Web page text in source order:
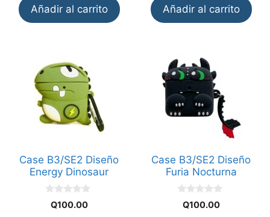
Añadir al carrito Añadir al carrito
Case B3/SE2 Diseño
Energy Dinosaur
Q100.00
Case B3/SE2 Diseño
Furia Nocturna
Q100.00